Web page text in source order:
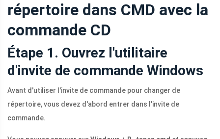
répertoire dans CMD avec la
commande CD
Étape 1. Ouvrez l'utilitaire
d'invite de commande Windows
Avant d'utiliser l'invite de commande pour changer de
répertoire, vous devez d'abord entrer dans l'invite de
commande.